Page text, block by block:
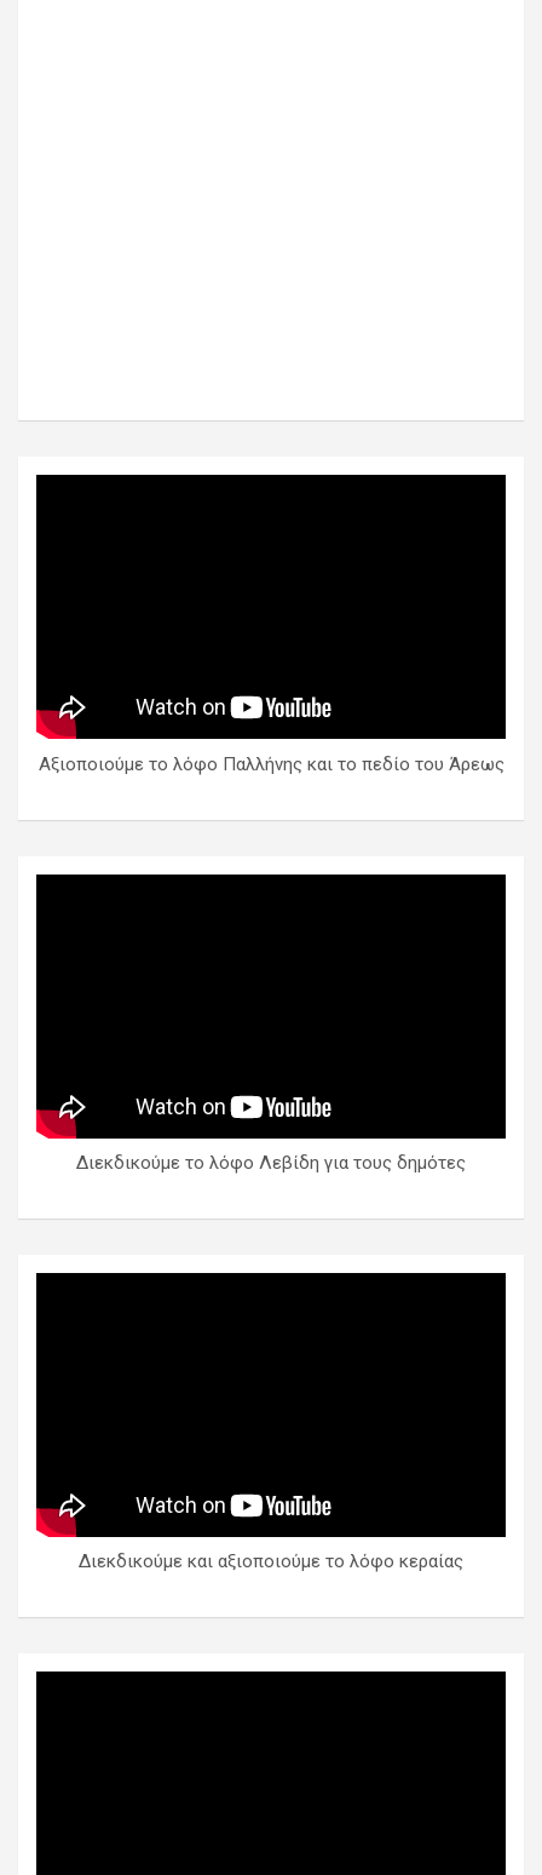
Αξιοποιούμε το λόφο Παλλήνης και το πεδίο του Άρεως
Διεκδικούμε το λόφο Λεβίδη για τους δημότες
Διεκδικούμε και αξιοποιούμε το λόφο κεραίας